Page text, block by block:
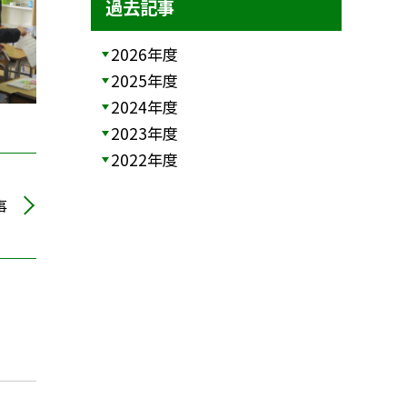
過去記事
2026年度
2025年度
2024年度
2023年度
2022年度